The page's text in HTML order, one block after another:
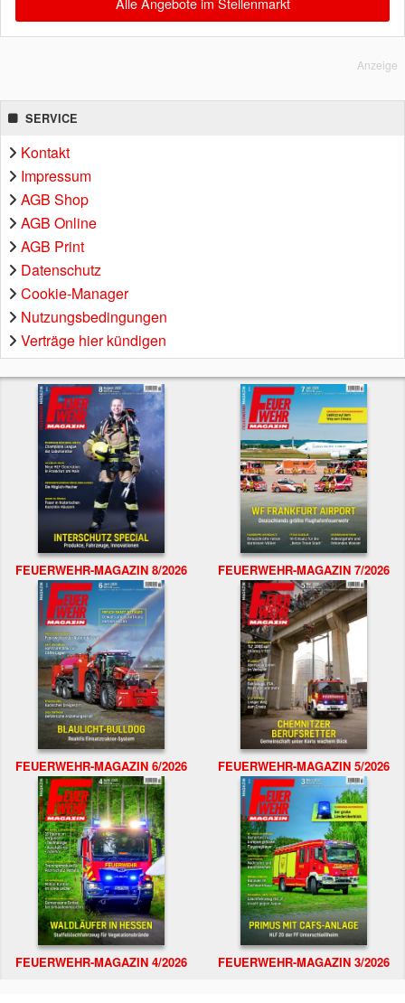
Anzeige
SERVICE
Kontakt
Impressum
AGB Shop
AGB Online
AGB Print
Datenschutz
Cookie-Manager
Nutzungsbedingungen
Verträge hier kündigen
FEUERWEHR-MAGAZIN 8/2026 FEUERWEHR-MAGAZIN 7/2026
FEUERWEHR-MAGAZIN 6/2026 FEUERWEHR-MAGAZIN 5/2026
FEUERWEHR-MAGAZIN 4/2026 FEUERWEHR-MAGAZIN 3/2026